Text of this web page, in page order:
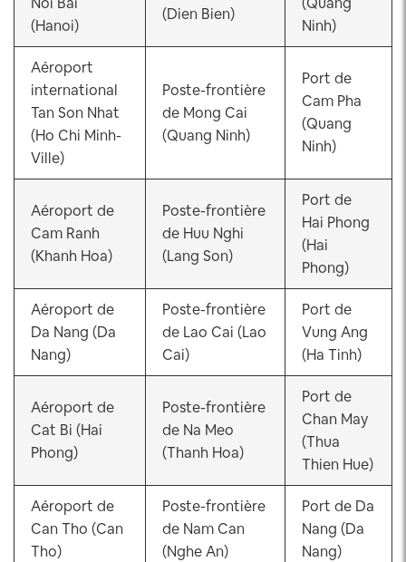
(Hanoi)
(Dien Bien)
Ninh)
Aéroport
international
Tan Son Nhat
(Ho Chi Minh-
Ville)
Poste-frontière
de Mong Cai
(Quang Ninh)
Port de
Cam Pha
(Quang
Ninh)
Aéroport de
Cam Ranh
(Khanh Hoa)
Poste-frontière
de Huu Nghi
(Lang Son)
Port de
Hai Phong
(Hai
Phong)
Aéroport de
Da Nang (Da
Nang)
Poste-frontière
de Lao Cai (Lao
Cai)
Port de
Vung Ang
(Ha Tinh)
Aéroport de
Cat Bi (Hai
Phong)
Poste-frontière
de Na Meo
(Thanh Hoa)
Port de
Chan May
(Thua
Thien Hue)
Aéroport de
Can Tho (Can
Tho)
Poste-frontière
de Nam Can
(Nghe An)
Port de Da
Nang (Da
Nang)